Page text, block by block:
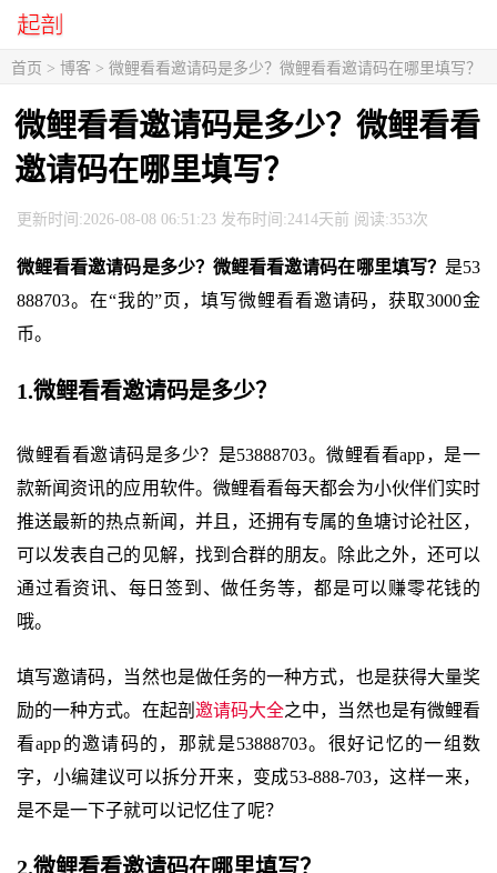
首页 > 博客 > 微鲤看看邀请码是多少？微鲤看看邀请码在哪里填写？
微鲤看看邀请码是多少？微鲤看看
邀请码在哪里填写？
更新时间:2026-08-08 06:51:23 发布时间:2414天前 阅读:353次
微鲤看看邀请码是多少？微鲤看看邀请码在哪里填写？ 是53
888703。在“我的”页，填写微鲤看看邀请码，获取3000金
币。
1.微鲤看看邀请码是多少？
微鲤看看邀请码是多少？是53888703。微鲤看看app，是一
款新闻资讯的应用软件。微鲤看看每天都会为小伙伴们实时
推送最新的热点新闻，并且，还拥有专属的鱼塘讨论社区，
可以发表自己的见解，找到合群的朋友。除此之外，还可以
通过看资讯、每日签到、做任务等，都是可以赚零花钱的
哦。
填写邀请码，当然也是做任务的一种方式，也是获得大量奖
励的一种方式。在起剖 邀请码大全之中，当然也是有微鲤看
看app的邀请码的，那就是53888703。很好记忆的一组数
字，小编建议可以拆分开来，变成53-888-703，这样一来，
是不是一下子就可以记忆住了呢？
2.微鲤看看邀请码在哪里填写？